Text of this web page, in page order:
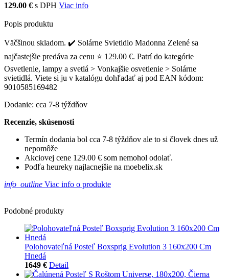
129.00 € s DPH Viac info
Popis produktu
Väčšinou skladom. ✔️ Solárne Svietidlo Madonna Zelené sa
najčastejšie predáva za cenu ⭐ 129.00 €. Patrí do kategórie
Osvetlenie, lampy a svetlá > Vonkajšie osvetlenie > Solárne
svietidlá. Viete si ju v katalógu dohľadať aj pod EAN kódom:
9010585169482
Dodanie: cca 7-8 týždňov
Recenzie, skúsenosti
Termín dodania bol cca 7-8 týždňov ale to si človek dnes už
nepomôže
Akciovej cene 129.00 € som nemohol odolať.
Podľa heureky najlacnejšie na moebelix.sk
info_outline Viac info o produkte
Podobné produkty
Polohovateľná Posteľ Boxsprig Evolution 3 160x200 Cm
Hnedá
1649 € Detail